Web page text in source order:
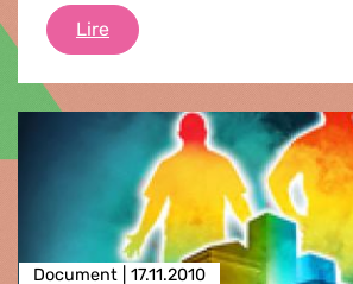
LireUn climat politique
Document | 17.11.2010